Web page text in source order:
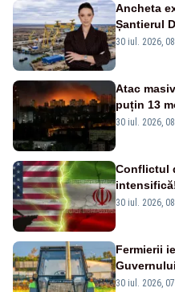
Ancheta
Șantierul
scufundă
30 iul. 2026,
Atac
puțin 13
ridicat
30 iul. 2026,
Conflictul
militare din
30 iul. 2026,
Fermierii
30 iul. 2026,